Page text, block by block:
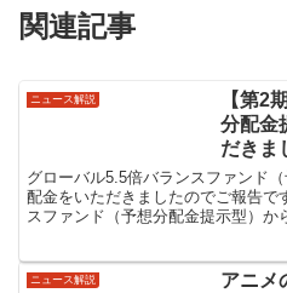
関連記事
ニュース解説
【第2
分配金
だきま
グローバル5.5倍バランスファンド
配金をいただきましたのでご報告で
スファンド（予想分配金提示型）か
ニュース解説
アニメ